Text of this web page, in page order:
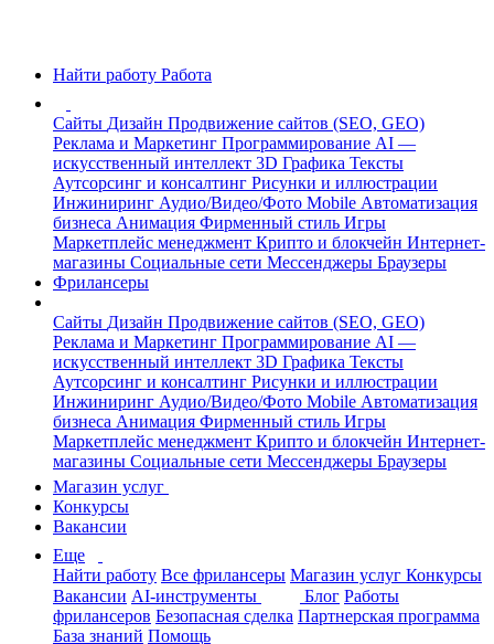
Найти работу Работа
Сайты Дизайн Продвижение сайтов (SEO, GEO)
Реклама и Маркетинг Программирование AI —
искусственный интеллект 3D Графика Тексты
Аутсорсинг и консалтинг Рисунки и иллюстрации
Инжиниринг Аудио/Видео/Фото Mobile Автоматизация
бизнеса Анимация Фирменный стиль Игры
Маркетплейс менеджмент Крипто и блокчейн Интернет-
магазины Социальные сети Мессенджеры Браузеры
Фрилансеры
Сайты Дизайн Продвижение сайтов (SEO, GEO)
Реклама и Маркетинг Программирование AI —
искусственный интеллект 3D Графика Тексты
Аутсорсинг и консалтинг Рисунки и иллюстрации
Инжиниринг Аудио/Видео/Фото Mobile Автоматизация
бизнеса Анимация Фирменный стиль Игры
Маркетплейс менеджмент Крипто и блокчейн Интернет-
магазины Социальные сети Мессенджеры Браузеры
Магазин услуг
Конкурсы
Вакансии
Еще
Найти работу Все фрилансеры Магазин услуг Конкурсы
Вакансии AI-инструменты Блог Работы
фрилансеров Безопасная сделка Партнерская программа
База знаний Помощь